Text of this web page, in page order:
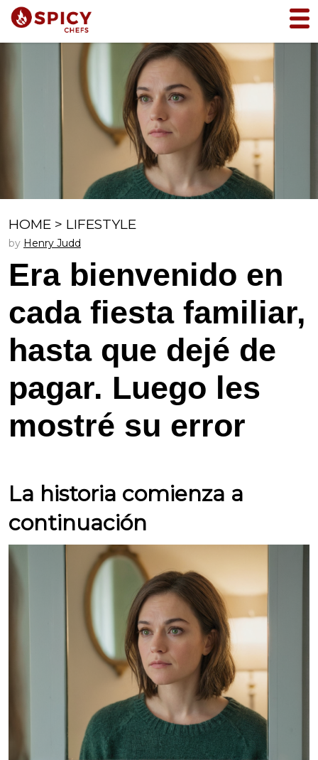
HOME > LIFESTYLE
by Henry Judd
Era bienvenido en
cada fiesta familiar,
hasta que dejé de
pagar. Luego les
mostré su error
La historia comienza a
continuación